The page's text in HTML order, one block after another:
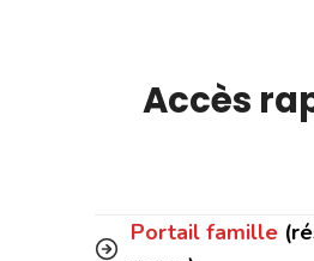
Accès
Portail famille